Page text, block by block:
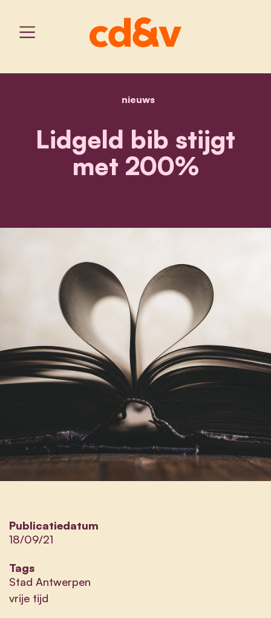
home
nieuwslidgeld bib stijgt met
Lidgeld bib stijgt
met 200%
Publicatiedatum
18/09/21
Tags
Stad Antwerpen
vrije tijd